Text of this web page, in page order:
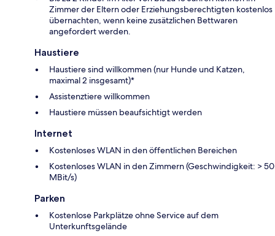
Zimmer der Eltern oder Erziehungsberechtigten kostenlos
übernachten, wenn keine zusätzlichen Bettwaren
angefordert werden.
Haustiere
Haustiere sind willkommen (nur Hunde und Katzen,
maximal 2 insgesamt)*
Assistenztiere willkommen
Haustiere müssen beaufsichtigt werden
Internet
Kostenloses WLAN in den öffentlichen Bereichen
Kostenloses WLAN in den Zimmern (Geschwindigkeit: > 50
MBit/s)
Parken
Kostenlose Parkplätze ohne Service auf dem
Unterkunftsgelände